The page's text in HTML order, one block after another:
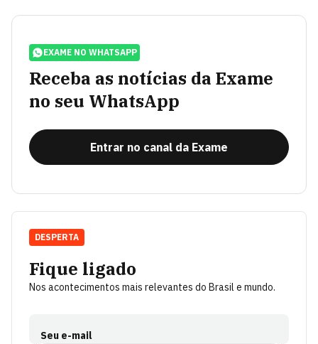
EXAME NO WHATSAPP
Receba as notícias da Exame
no seu WhatsApp
Entrar no canal da Exame
Fique ligado
Nos acontecimentos mais relevantes do Brasil e mundo.
Seu e-mail
DESPERTA